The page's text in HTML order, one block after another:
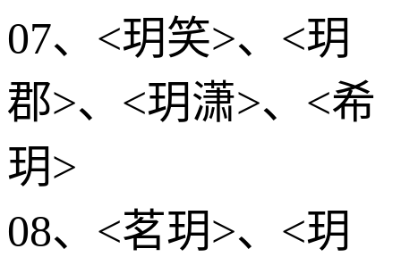
07、<玥笑>、<玥
郡>、<玥潇>、<希
玥>
08、<茗玥>、<玥